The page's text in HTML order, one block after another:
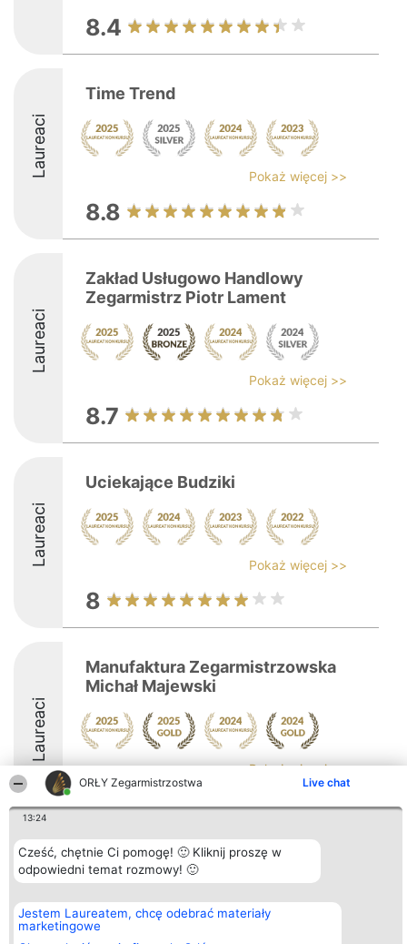
ORŁY Zegarmistrzostwa Live chat
13:24
Cześć, chętnie Ci pomogę! 🙂 Kliknij proszę w
odpowiedni temat rozmowy! 🙂
Jestem Laureatem, chcę odebrać materiały
marketingowe
8.4
Laureaci
Time Trend
Pokaż więcej >>
8.8
Laureaci
Zakład Usługowo Handlowy
Zegarmistrz Piotr Lament
Pokaż więcej >>
8.7
Laureaci
Uciekające Budziki
Pokaż więcej >>
8
Laureaci
Manufaktura Zegarmistrzowska
Michał Majewski
Pokaż więcej >>
9.8
Organizator plebiscytu
Bright Side Solutions sp. z o.
ul. Ruska 22
Wrocław 50-079
KRS 0000749100 | Regon
Plebiscyt
Laureaci
wszystkich
Laureatów
Kontakt